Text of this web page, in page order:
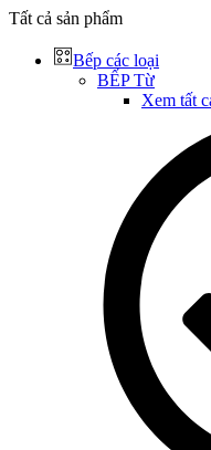
Tất cả sản phẩm
Bếp các loại
BẾP Từ
Xem tất